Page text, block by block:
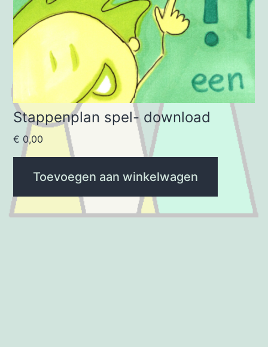
Stappenplan spel- download
€ 0,00
Toevoegen aan winkelwagen